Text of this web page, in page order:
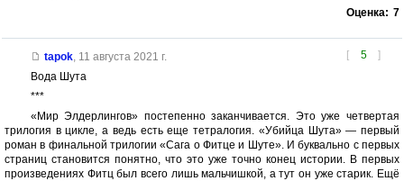
Оценка: 7
[ 5 ]
tapok, 11 августа 2021 г.
Вода Шута
***
«Мир Элдерлингов» постепенно заканчивается. Это уже четвертая
трилогия в цикле, а ведь есть еще тетралогия. «Убийца Шута» — первый
роман в финальной трилогии «Сага о Фитце и Шуте». И буквально с первых
страниц становится понятно, что это уже точно конец истории. В первых
произведениях Фитц был всего лишь мальчишкой, а тут он уже старик. Ещё